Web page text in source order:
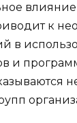
к
в
и